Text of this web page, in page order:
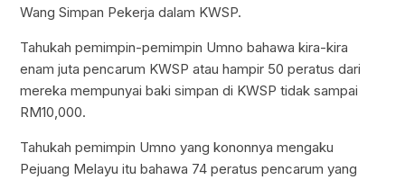
Wang Simpan Pekerja dalam KWSP.
Tahukah pemimpin-pemimpin Umno bahawa kira-kira
enam juta pencarum KWSP atau hampir 50 peratus dari
mereka mempunyai baki simpan di KWSP tidak sampai
RM10,000.
Tahukah pemimpin Umno yang kononnya mengaku
Pejuang Melayu itu bahawa 74 peratus pencarum yang